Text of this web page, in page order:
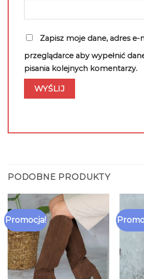
Zapisz moje dane, adres
przeglądarce aby wypełnić
pisania kolejnych komentarzy.
PODOBNE PRODUKTY
Promocja!